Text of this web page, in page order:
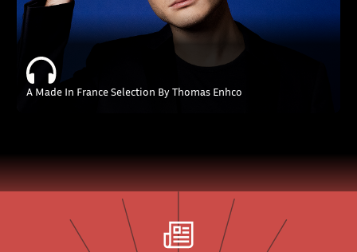
A Made In France Selection By Thomas Enhco